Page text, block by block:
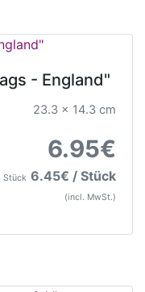
- England"
23.3 x 14.3 cm
6.95€
Stück 6.45€ / Stück
(incl. MwSt.)